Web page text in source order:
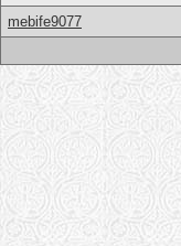
mebife9077